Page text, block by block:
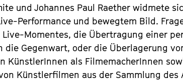
und Johannes Paul Raether widmete
Performance und bewegtem Bild.
Momentes, die Übertragung einer
die Gegenwart, oder die Überlagerung
KünstlerInnen als FilmemacherInnen
Künstlerfilmen aus der Sammlung des